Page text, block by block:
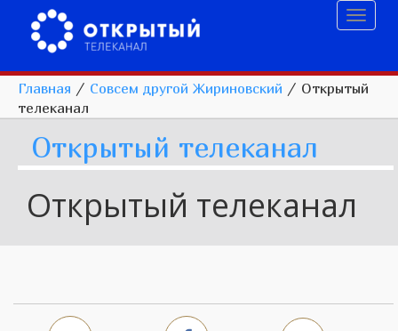
Главная / Совсем другой Жириновский / Открытый
телеканал
Открытый телеканал
Открытый телеканал